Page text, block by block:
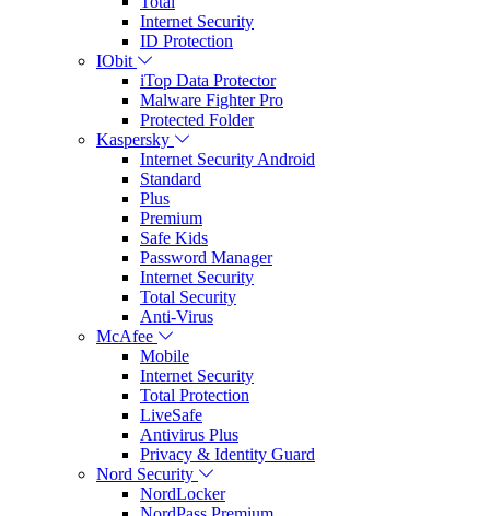
Internet Security
ID Protection
IObit
iTop Data Protector
Malware Fighter Pro
Protected Folder
Kaspersky
Internet Security Android
Standard
Plus
Premium
Safe Kids
Password Manager
Internet Security
Total Security
Anti-Virus
McAfee
Mobile
Internet Security
Total Protection
LiveSafe
Antivirus Plus
Privacy & Identity Guard
Nord Security
NordLocker